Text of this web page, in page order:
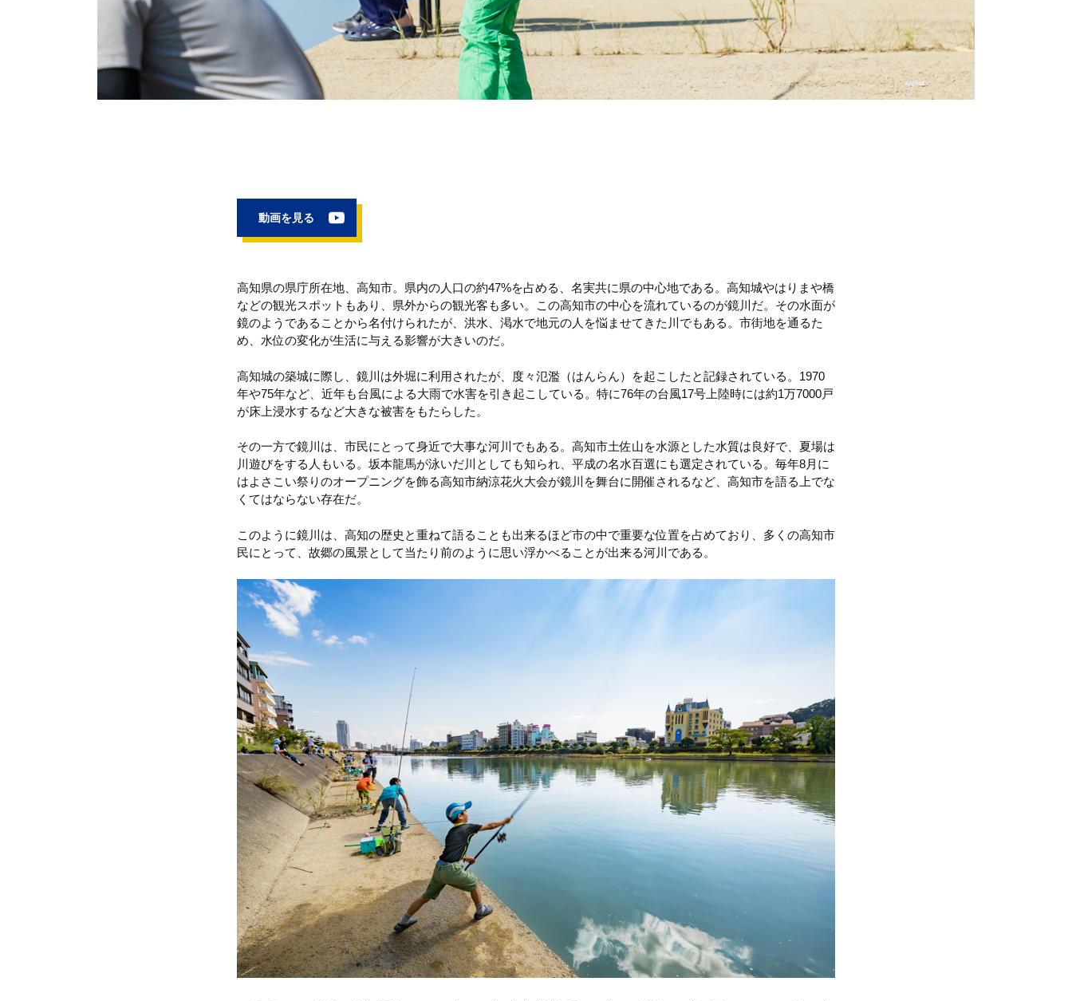
動画を見る
高知県の県庁所在地、高知市。県内の人口の約47%を占める、名実共に県の中心地である。高知城やはりまや橋
などの観光スポットもあり、県外からの観光客も多い。この高知市の中心を流れているのが鏡川だ。その水面が
鏡のようであることから名付けられたが、洪水、渇水で地元の人を悩ませてきた川でもある。市街地を通るた
め、水位の変化が生活に与える影響が大きいのだ。
高知城の築城に際し、鏡川は外堀に利用されたが、度々氾濫（はんらん）を起こしたと記録されている。1970
年や75年など、近年も台風による大雨で水害を引き起こしている。特に76年の台風17号上陸時には約1万7000戸
が床上浸水するなど大きな被害をもたらした。
その一方で鏡川は、市民にとって身近で大事な河川でもある。高知市土佐山を水源とした水質は良好で、夏場は
川遊びをする人もいる。坂本龍馬が泳いだ川としても知られ、平成の名水百選にも選定されている。毎年8月に
はよさこい祭りのオープニングを飾る高知市納涼花火大会が鏡川を舞台に開催されるなど、高知市を語る上でな
くてはならない存在だ。
このように鏡川は、高知の歴史と重ねて語ることも出来るほど市の中で重要な位置を占めており、多くの高知市
民にとって、故郷の風景として当たり前のように思い浮かべることが出来る河川である。